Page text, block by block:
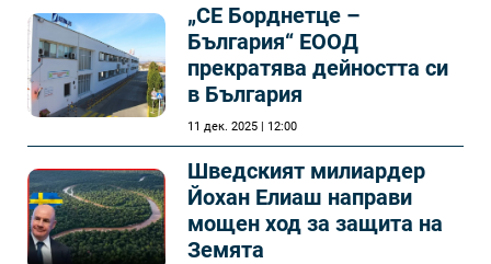
„СЕ Борднетце –
България“ ЕООД
прекратява дейността си
в България
11 дек. 2025 | 12:00
Шведският милиардер
Йохан Елиаш направи
мощен ход за защита на
Земята